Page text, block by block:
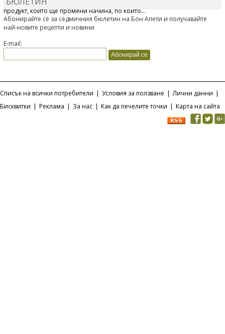
Отскоро Лесафр България стартира предлагането на изцяло нов
продукт, който ще промени начина, по който...
Абонирайте се за седмичния бюлетин на Бон Апети и получавайте
най-новите рецепти и новини
E-mail:
Списък на всички потребители | Условия за ползване | Лични данни |
Бисквитки | Реклама | За нас | Как да печелите точки | Карта на сайта